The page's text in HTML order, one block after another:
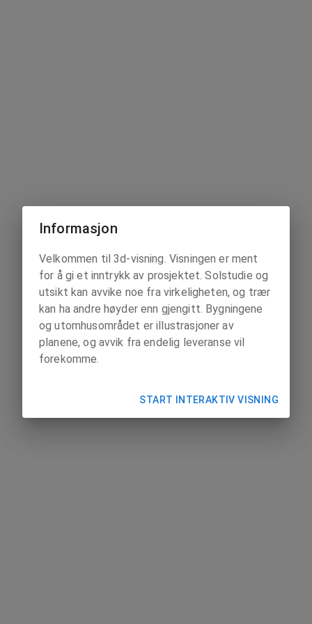
Informasjon
Velkommen til 3d-visning. Visningen er ment
for å gi et inntrykk av prosjektet. Solstudie og
utsikt kan avvike noe fra virkeligheten, og trær
kan ha andre høyder enn gjengitt. Bygningene
og utomhusområdet er illustrasjoner av
planene, og avvik fra endelig leveranse vil
forekomme.
START INTERAKTIV VISNING